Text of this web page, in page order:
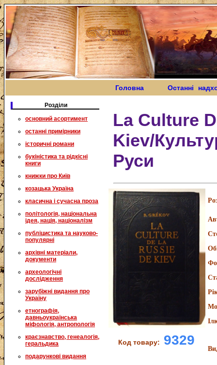
Головна Останні
Розділи
основний асортимент
останні примірники
історичні романи
букіністика та рідкісні
книги
книжки про Київ
козацька Україна
класична і сучасна проза
політологія, національна
ідея, нація, націоналізм
публіцистика та науково-
популярні
архівні матеріали,
документи
археологічні
дослідження
зарубіжні видання про
Україну
етнографія,
давньоукраїнська
міфологія, антропологія
краєзнавство, генеалогія,
геральдика
подарункові видання
La Culture
Kiev/
Руси
Код товару: 9329